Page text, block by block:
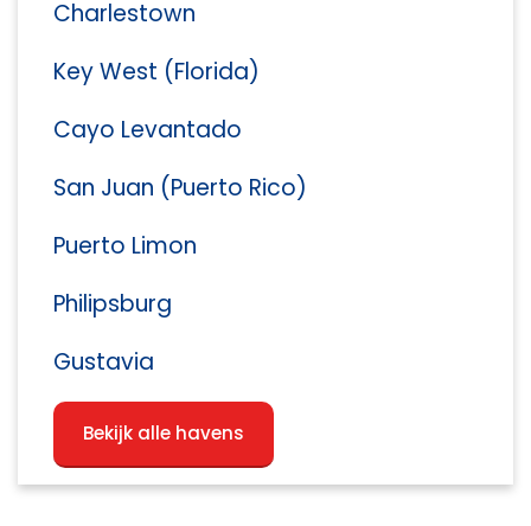
Charlestown
Key West (Florida)
Cayo Levantado
San Juan (Puerto Rico)
Puerto Limon
Philipsburg
Gustavia
Bekijk alle havens